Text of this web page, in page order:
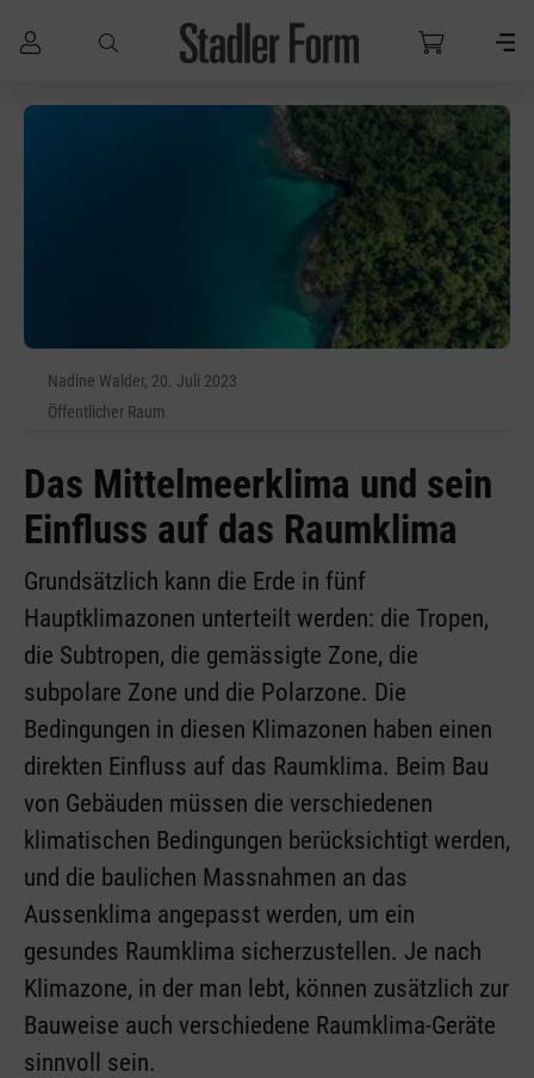
Zum Hauptinhalt springen
Nadine Walder, 20. Juli 2023
Öffentlicher Raum
Das Mittelmeerklima und sein
Einfluss auf das Raumklima
Grundsätzlich kann die Erde in fünf
Hauptklimazonen unterteilt werden: die Tropen,
die Subtropen, die gemässigte Zone, die
subpolare Zone und die Polarzone. Die
Bedingungen in diesen Klimazonen haben einen
direkten Einfluss auf das Raumklima. Beim Bau
von Gebäuden müssen die verschiedenen
klimatischen Bedingungen berücksichtigt werden,
und die baulichen Massnahmen an das
Aussenklima angepasst werden, um ein
gesundes Raumklima sicherzustellen. Je nach
Klimazone, in der man lebt, können zusätzlich zur
Bauweise auch verschiedene Raumklima-Geräte
sinnvoll sein.